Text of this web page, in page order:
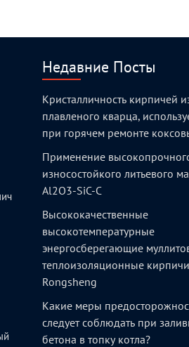
Недавние Посты
Кристалличность кирпичей
плавленого кварца,
при горячем ремонте
Применение
износостойкого литьевого
Al2O3-SiC-C
Высококачественные
высокотемпературные
энергосберегающие
теплоизоляционные кирпичи
Rongsheng
Какие меры
следует соблюдать при
бетона в топку котла?